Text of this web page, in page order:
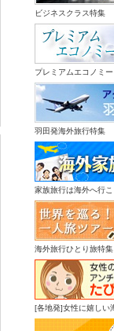
ビジネスクラス特集
プレミアムエコノミ
羽田発海外旅行特集
家族旅行は海外へ行こ
海外旅行ひとり旅特集
[各地発]女性に嬉しい